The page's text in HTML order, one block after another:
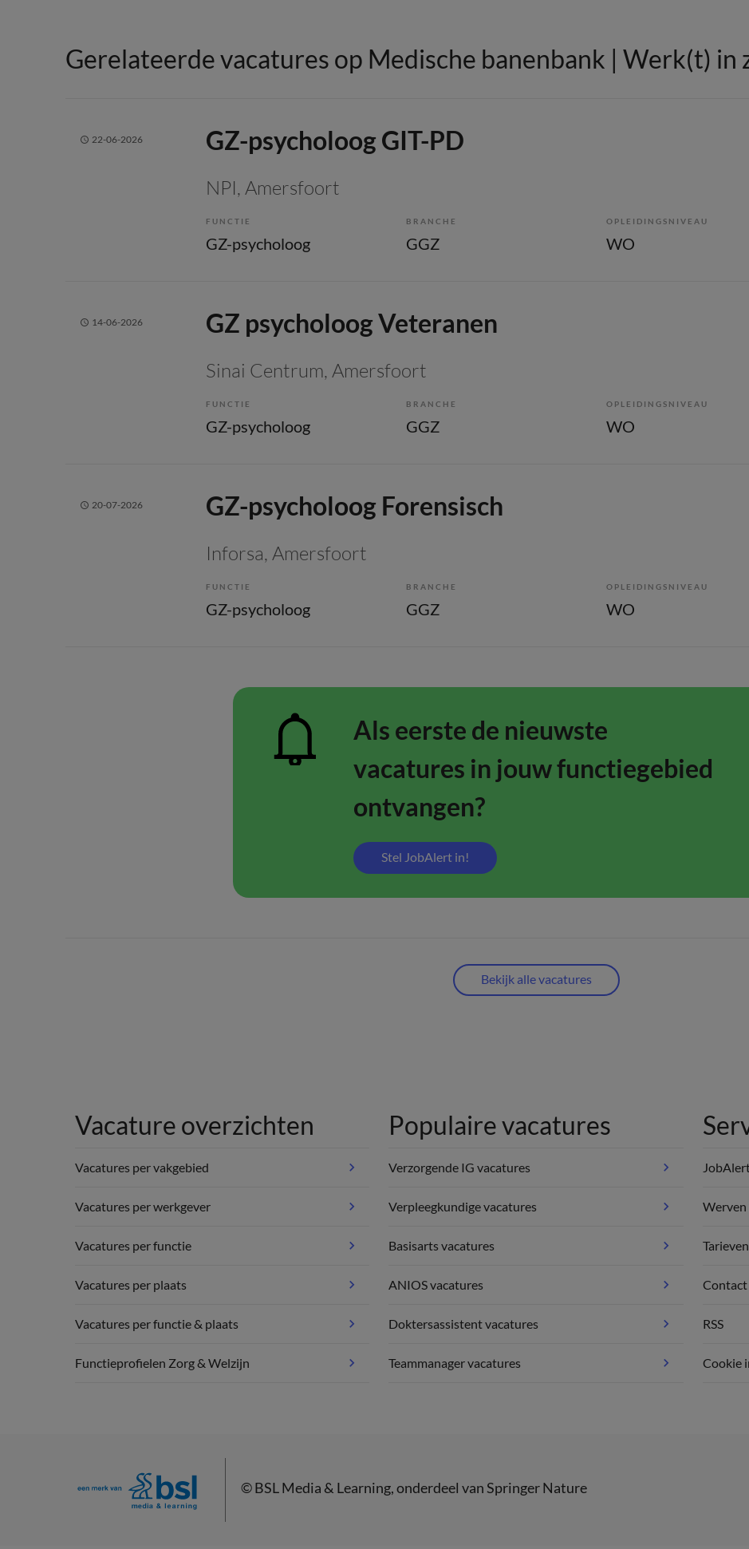
Gerelateerde vacatures op Medische banenbank | Werk(t) in
22-06-2026 GZ-psycholoog GIT-PD
NPI, Amersfoort
FUNCTIE
GZ-psycholoog
BRANCHE
GGZ
OPLEIDINGSNIVEAU
WO
14-06-2026 GZ psycholoog Veteranen
Sinai Centrum, Amersfoort
FUNCTIE
GZ-psycholoog
BRANCHE
GGZ
OPLEIDINGSNIVEAU
WO
20-07-2026 GZ-psycholoog Forensisch
Inforsa, Amersfoort
FUNCTIE
GZ-psycholoog
BRANCHE
GGZ
OPLEIDINGSNIVEAU
WO
Als eerste de nieuwste
vacatures in jouw functiegebied
ontvangen?
Stel JobAlert in!
Bekijk alle vacatures
Vacature overzichten
Vacatures per vakgebied
Vacatures per werkgever
Vacatures per functie
Vacatures per plaats
Vacatures per functie & plaats
Functieprofielen Zorg & Welzijn
Populaire vacatures
Verzorgende IG vacatures
Verpleegkundige vacatures
Basisarts vacatures
ANIOS vacatures
Doktersassistent vacatures
Teammanager vacatures
Werven
Tarieven
Contact
RSS
Cookie
©BSL Media & Learning, onderdeel vanSpringer Nature